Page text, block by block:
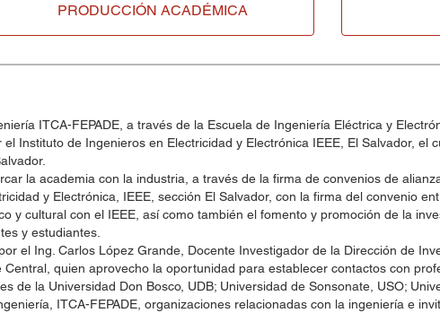
PRODUCCIÓN ACADÉMICA
ITCA-FEPADE, a través de la Escuela de Ingeniería Eléctrica y
el Instituto de Ingenieros en Electricidad y Electrónica IEEE, El Salvador,
la academia con la industria, a través de la firma de convenios de
y Electrónica, IEEE, sección El Salvador, con la firma del convenio
y cultural con el IEEE, así como también el fomento y promoción de la
y estudiantes.
el Ing. Carlos López Grande, Docente Investigador de la Dirección de
Central, quien aprovecho la oportunidad para establecer contactos con
de la Universidad Don Bosco, UDB; Universidad de Sonsonate, USO;
ITCA-FEPADE, organizaciones relacionadas con la ingeniería e